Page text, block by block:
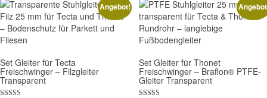
Angebot!
Set Gleiter für Tecta
Freischwinger – Filzgleiter
Transparent
Set Gleiter für Thonet
Freischwinger – Braflon® PTFE-
Gleiter Transparent